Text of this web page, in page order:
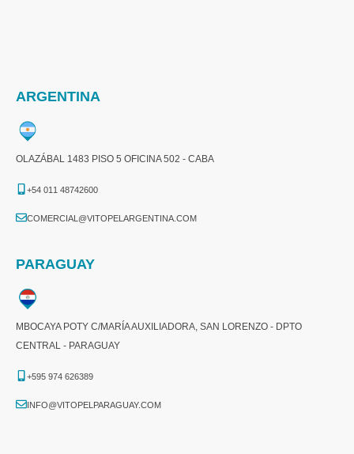
ARGENTINA
OLAZÁBAL 1483 PISO 5 OFICINA 502 - CABA
+54 011 48742600​
COMERCIAL@VITOPELARGENTINA.COM​
PARAGUAY
MBOCAYA POTY C/MARÍA AUXILIADORA, SAN LORENZO - DPTO
CENTRAL - PARAGUAY
+595 974 626389
INFO@VITOPELPARAGUAY.COM